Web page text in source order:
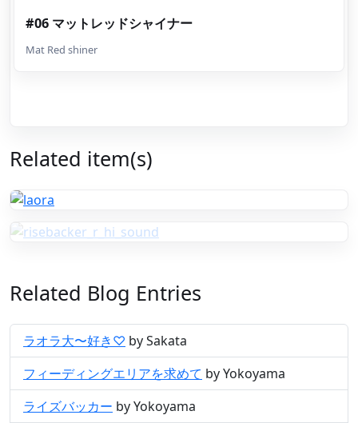
#06 マットレッドシャイナー
Mat Red shiner
Related item(s)
Related Blog Entries
ラオラ大〜好き♡ by Sakata
フィーディングエリアを求めて by Yokoyama
ライズバッカー by Yokoyama